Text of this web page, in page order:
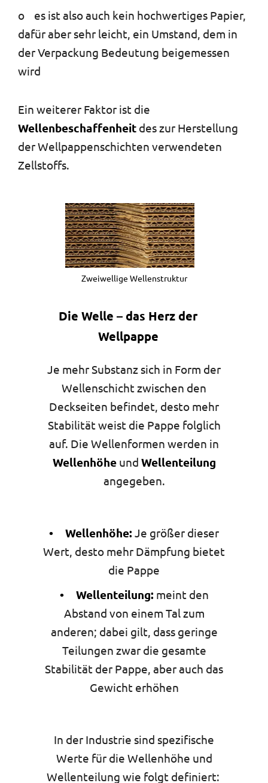
o es ist also auch kein hochwertiges Papier,
dafür aber sehr leicht, ein Umstand, dem in
der Verpackung Bedeutung beigemessen
wird
Ein weiterer Faktor ist die
Wellenbeschaffenheit des zur Herstellung
der Wellpappenschichten verwendeten
Zellstoffs.
Zweiwellige Wellenstruktur
Die Welle – das Herz der
Wellpappe
Je mehr Substanz sich in Form der
Wellenschicht zwischen den
Deckseiten befindet, desto mehr
Stabilität weist die Pappe folglich
auf. Die Wellenformen werden in
Wellenhöheund Wellenteilung
angegeben.
• Wellenhöhe: Je größer dieser
Wert, desto mehr Dämpfung bietet
die Pappe
• Wellenteilung: meint den
Abstand von einem Tal zum
anderen; dabei gilt, dass geringe
Teilungen zwar die gesamte
Stabilität der Pappe, aber auch das
Gewicht erhöhen
In der Industrie sind spezifische
Werte für die Wellenhöhe und
Wellenteilung wie folgt definiert: